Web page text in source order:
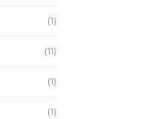
(1)
(11)
(1)
(1)